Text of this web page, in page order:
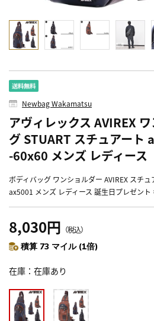
Newbag Wakamatsu
アヴィレックス AVIREX
グ STUART スチュアート
-60x60 メンズ レディース
ボディバッグ ワンショルダー AVIREX スチ
ax5001 メンズ レディース 誕生日プレゼント
8,030円 （税込）
積算 73 マイル (1倍)
在庫 在庫あり